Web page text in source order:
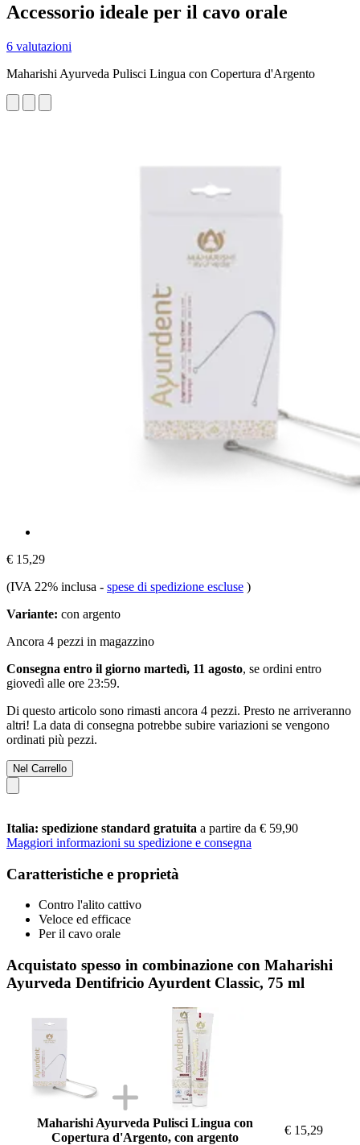
Accessorio ideale per il cavo orale
6 valutazioni
Maharishi Ayurveda Pulisci Lingua con Copertura d'Argento
€ 15,29
(IVA 22% inclusa - spese di spedizione escluse )
Variante: con argento
Ancora 4 pezzi in magazzino
Consegna entro il giorno martedì, 11 agosto, se ordini entro
giovedì alle ore 23:59.
Di questo articolo sono rimasti ancora 4 pezzi. Presto ne arriveranno
altri! La data di consegna potrebbe subire variazioni se vengono
ordinati più pezzi.
Nel Carrello
Italia: spedizione standard gratuita a partire da € 59,90
Maggiori informazioni su spedizione e consegna
Caratteristiche e proprietà
Contro l'alito cattivo
Veloce ed efficace
Per il cavo orale
Acquistato spesso in combinazione con Maharishi
Ayurveda Dentifricio Ayurdent Classic, 75 ml
Maharishi Ayurveda Pulisci Lingua con
Copertura d'Argento, con argento
€ 15,29